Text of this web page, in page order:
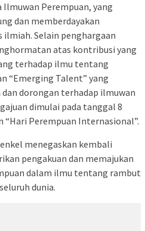
Ilmuwan Perempuan, yang
dan memberdayakan
Selain penghargaan
atas kontribusi yang
terhadap ilmu tentang
“Emerging Talent” yang
dorongan terhadap ilmuwan
dimulai pada tanggal 8
“Hari Perempuan Internasional”.
menegaskan kembali
pengakuan dan memajukan
dalam ilmu tentang rambut
dunia.